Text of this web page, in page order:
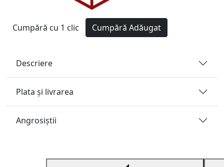
Cumpără cu 1 clic Cumpără Adăugat
Descriere
Plata și livrarea
Angrosiştii